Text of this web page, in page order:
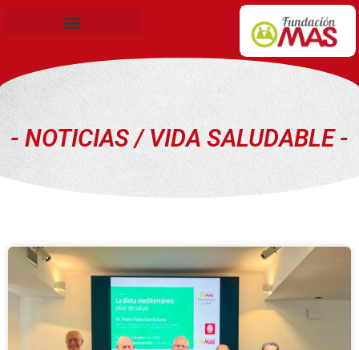
- NOTICIAS / VIDA SALUDABLE -